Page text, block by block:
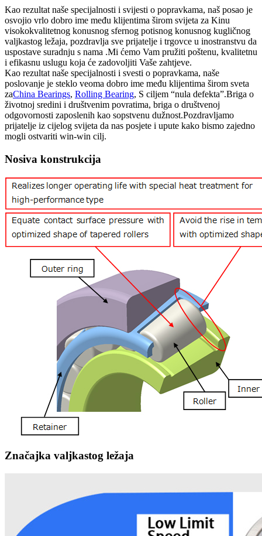
Kao rezultat naše specijalnosti i svijesti o popravkama, naš posao je
osvojio vrlo dobro ime među klijentima širom svijeta za Kinu
visokokvalitetnog konusnog sfernog potisnog konusnog kugličnog
valjkastog ležaja, pozdravlja sve prijatelje i trgovce u inostranstvu da
uspostave suradnju s nama .Mi ćemo Vam pružiti poštenu, kvalitetnu
i efikasnu uslugu koja će zadovoljiti Vaše zahtjeve.
Kao rezultat naše specijalnosti i svesti o popravkama, naše
poslovanje je steklo veoma dobro ime među klijentima širom sveta
zaChina Bearings, Rolling Bearing, S ciljem “nula defekta”.Briga o
životnoj sredini i društvenim povratima, briga o društvenoj
odgovornosti zaposlenih kao sopstvenu dužnost.Pozdravljamo
prijatelje iz cijelog svijeta da nas posjete i upute kako bismo zajedno
mogli ostvariti win-win cilj.
Nosiva konstrukcija
Značajka valjkastog ležaja